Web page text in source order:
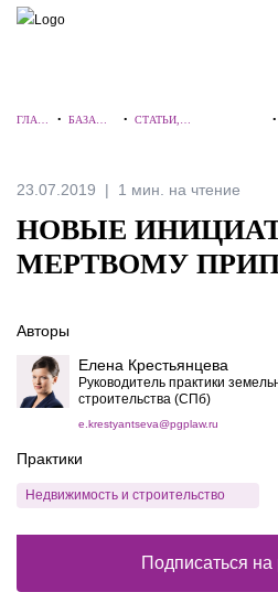
ПОИСК ПО САЙТУ
ГЛАВ
• БАЗА
•СТАТЬИ,
23.07.2019 1 мин. на чтение
НОВЫЕ
МЕРТВОМУ
Авторы
Елена Крестьянцева
Руководитель практики
строительства (СПб)
e.krestyantseva@pgplaw.ru
Практики
Недвижимость и строительство
Подписаться на